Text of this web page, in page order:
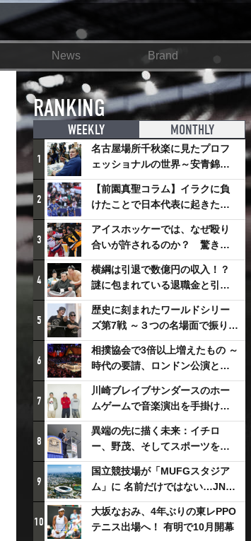
News Brand
RANKING
WEEKLY MONTHLY
1
名古屋場所千秋楽に見たプロフ
ェッショナルの世界～安青錦の
優勝を巡るさまざまなドラマ
2
【前園真聖コラム】イラクに負
けたことで日本代表に起きたプ
ラスとは
3
アイスホッケーでは、なぜ殴り
合いが許されるのか？ 驚きの
「ファイティング」ルールにつ
いて
4
横綱は引退で数億円の収入！？
謎に包まれている退職金と引退
相撲興行
5
歴史に刻まれたワールドシリー
ズ第7戦 ～３つの名場面で振り返
る～
6
相撲協会で3倍以上増えたもの ～
時代の要請、ロンドン公演と古
式大相撲
7
川崎ブレイブサンダースのホー
ムゲームで音楽演出を手掛ける
スチャダラパーが川崎新！アリ
ーナシティ・プロジェクトを語
る 「楽しみでしかないでしょ。
川崎は、ずっと成長曲線だか
ら」
8
異端の先に描く未来：イチロ
ー、野茂、そしてスポーツを支
える科学界の挑戦
9
国立競技場が「MUFGスタジア
ム」に 名前だけではない…JNSE
とMUFGが“共創”し描く地域活
性化・社会価値創造の近未来図
とは
10
大坂なおみ、4年ぶりの東レPPO
テニス出場へ！ 有明で10月開幕